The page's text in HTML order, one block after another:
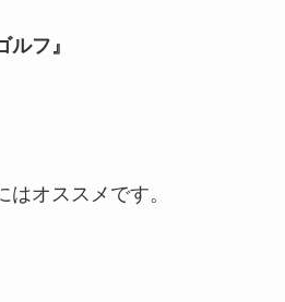
ルフ』
オススメです。